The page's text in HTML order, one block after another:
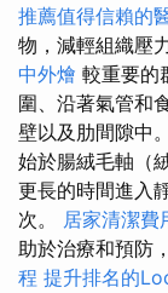
推薦值得信賴的
物，減輕組織壓
中外燴 較重要的
圍、沿著氣管和
壁以及肋間隙中。
始於腸絨毛軸（
更長的時間進入
次。 居家清潔費
助於治療和預防
程 提升排名的